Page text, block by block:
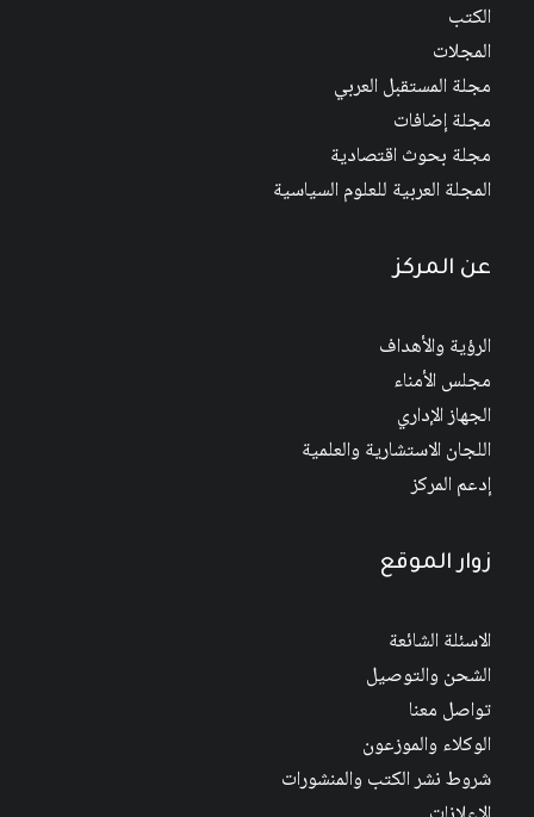
الكتب
المجلات
مجلة المستقبل العربي
مجلة إضافات
مجلة بحوث اقتصادية
المجلة العربية للعلوم السياسية
عن المركز
الرؤية والأهداف
مجلس الأمناء
الجهاز الإداري
اللجان الاستشارية والعلمية
إدعم المركز
زوار الموقع
الاسئلة الشائعة
الشحن والتوصيل
تواصل معنا
الوكلاء والموزعون
شروط نشر الكتب والمنشورات